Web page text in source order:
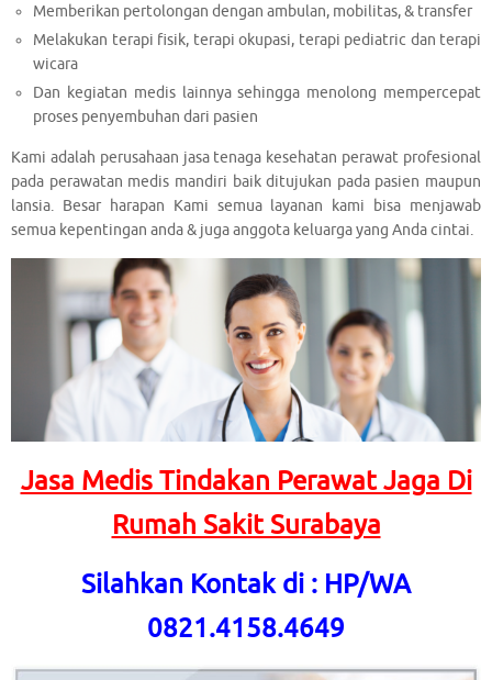
Memberikan pertolongan dengan ambulan, mobilitas, & transfer
Melakukan terapi fisik, terapi okupasi, terapi pediatric dan terapi
wicara
Dan kegiatan medis lainnya sehingga menolong mempercepat
proses penyembuhan dari pasien
Kami adalah perusahaan jasa tenaga kesehatan perawat profesional
pada perawatan medis mandiri baik ditujukan pada pasien maupun
lansia. Besar harapan Kami semua layanan kami bisa menjawab
semua kepentingan anda & juga anggota keluarga yang Anda cintai.
Jasa Medis Tindakan Perawat Jaga Di
Rumah Sakit Surabaya
Silahkan Kontak di : HP/WA
0821.4158.4649